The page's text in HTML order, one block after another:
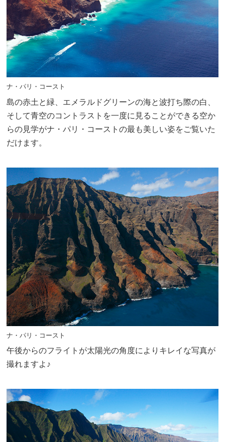
ナ・パリ・コースト
島の赤土と緑、エメラルドグリーンの海と波打ち際の白、
そして青空のコントラストを一度に見ることができる空か
らの見学がナ・パリ・コーストの最も美しい姿をご覧いた
だけます。
ナ・パリ・コースト
午後からのフライトが太陽光の角度によりキレイな写真が
撮れますよ♪